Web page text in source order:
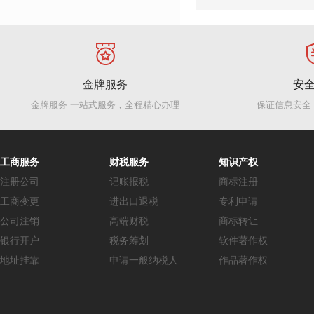
金牌服务
金牌服务 一站式服务，全程精心办理
安
保证信息安
工商服务
注册公司
工商变更
公司注销
银行开户
地址挂靠
财税服务
记账报税
进出口退税
高端财税
税务筹划
申请一般纳税人
知识产权
商标注册
专利申请
商标转让
软件著作权
作品著作权